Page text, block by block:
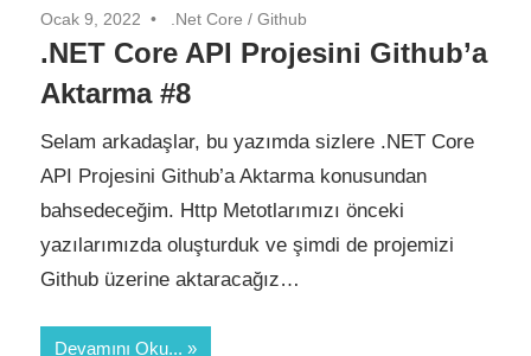
Ocak 9, 2022 .Net Core / Github
.NET Core API Projesini Github’a
Aktarma #8
Selam arkadaşlar, bu yazımda sizlere .NET Core
API Projesini Github’a Aktarma konusundan
bahsedeceğim. Http Metotlarımızı önceki
yazılarımızda oluşturduk ve şimdi de projemizi
Github üzerine aktaracağız…
Devamını Oku...